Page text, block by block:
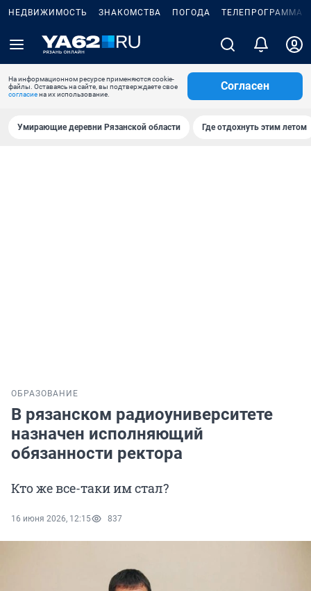
НЕДВИЖИМОСТЬ ЗНАКОМСТВА ПОГОДА ТЕЛЕПРОГРАММА
На информационном ресурсе применяются cookie-
файлы. Оставаясь на сайте, вы подтверждаете свое
согласиена их использование.
Согласен
Умирающие деревни Рязанской области Где отдохнуть этим летом
ОБРАЗОВАНИЕ
В рязанском радиоуниверситете
назначен исполняющий
обязанности ректора
Кто же все-таки им стал?
16 июня 2026, 12:15 837